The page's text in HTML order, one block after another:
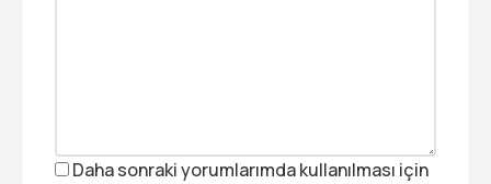
Daha sonraki yorumlarımda kullanılması için